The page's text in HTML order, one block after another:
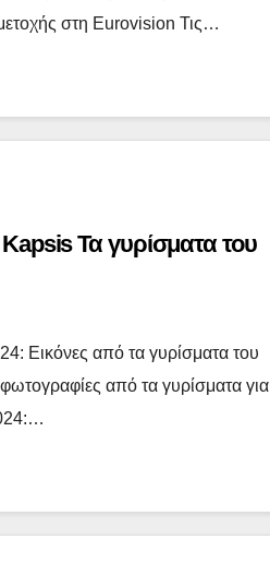
στη Eurovision Τις…
Τα γυρίσματα του
Εικόνες από τα γυρίσματα του
από τα γυρίσματα για